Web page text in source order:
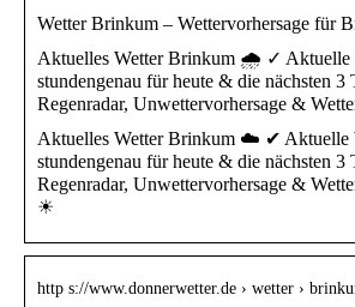
Wetter Brinkum – Wettervorhersage für
Aktuelles Wetter Brinkum 🌧️ ✓ Aktuelle
stundengenau für heute & die nächsten 3
Regenradar, Unwettervorhersage &
Aktuelles Wetter Brinkum ☁️ ✔ Aktuelle
stundengenau für heute & die nächsten 3
Regenradar, Unwettervorhersage &
☀
http s://www.donnerwetter.de › wetter ›